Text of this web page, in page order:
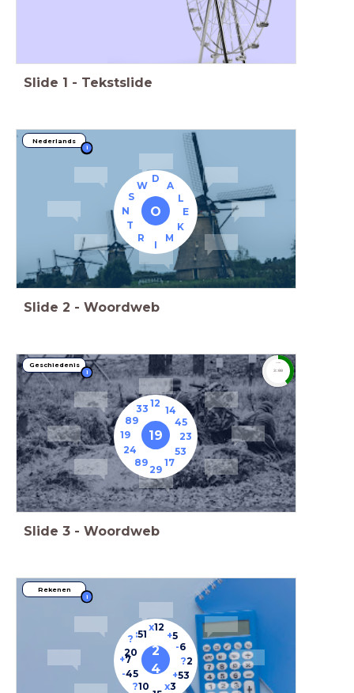
Slide 1 - Tekstslide
O
D
E
I
N
A
L
M
K
R
T
S
W
Nederlands
i
Slide 2 - Woordweb
19
12
23
29
19
14
45
17
53
89
24
89
33
Geschiedenis
i
timer
3:00
Slide 3 - Woordweb
2
4
x12
?2
+7
+5
-6
x3
+53
?10
-45
?
20
:51
Rekenen
i